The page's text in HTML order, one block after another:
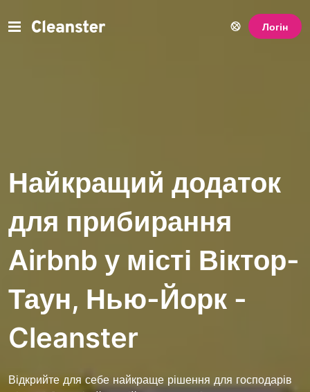
Логін
Найкращий додаток
для прибирання
Airbnb у місті Віктор-
Таун, Нью-Йорк -
Cleanster
Відкрийте для себе найкраще рішення для господарів